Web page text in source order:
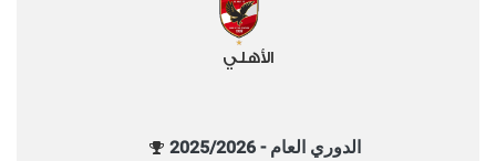
الأهلي
الدوري العام - 2025/2026